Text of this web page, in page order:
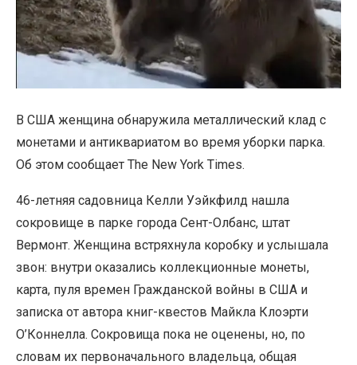
В США женщина обнаружила металлический клад с
монетами и антиквариатом во время уборки парка.
Об этом сообщает The New York Times.
46-летняя садовница Келли Уэйкфилд нашла
сокровище в парке города Сент-Олбанс, штат
Вермонт. Женщина встряхнула коробку и услышала
звон: внутри оказались коллекционные монеты,
карта, пуля времен Гражданской войны в США и
записка от автора книг-квестов Майкла Клоэрти
О’Коннелла. Сокровища пока не оценены, но, по
словам их первоначального владельца, общая